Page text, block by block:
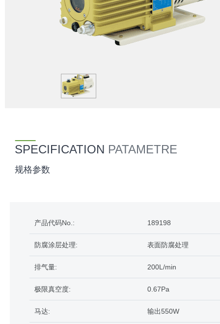
SPECIFICATION PATAMETRE
规格参数
产品代码No.: 189198
防腐涂层处理: 表面防腐处理
排气量: 200L/min
极限真空度: 0.67Pa
马达: 输出550W